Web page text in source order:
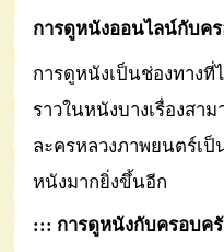
การดูหนังออนไลน์กับค
การดูหนังเป็นช่องทาง
ราวในหนังบางเรื่องส
ละครหลวงภาพยนตร์เ
หนังมากยิ่งขึ้นอีก
::: การดูหนังกับครอบค